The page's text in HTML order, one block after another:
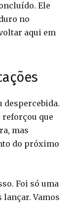
Ele
no
aqui em
despercebida.
reforçou que
mas
do próximo
Foi só uma
lançar. Vamos